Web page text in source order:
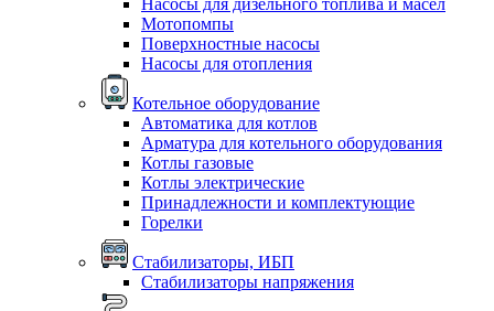
Насосы для дизельного топлива и масел
Мотопомпы
Поверхностные насосы
Насосы для отопления
Котельное оборудование
Автоматика для котлов
Арматура для котельного оборудования
Котлы газовые
Котлы электрические
Принадлежности и комплектующие
Горелки
Стабилизаторы, ИБП
Стабилизаторы напряжения